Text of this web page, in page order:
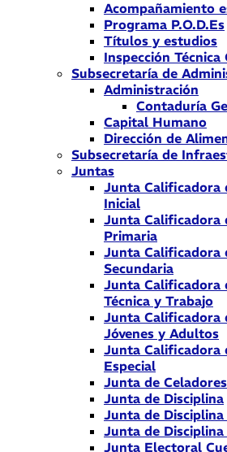
Acompañamiento
Programa P.O.D.Es
Títulos y estudios
Inspección Técnica
Subsecretaría de
Administración
Contaduría
Capital Humano
Dirección de
Subsecretaría de
Juntas
Junta Calificadora
Inicial
Junta Calificadora
Primaria
Junta Calificadora
Secundaria
Junta Calificadora
Técnica y Trabajo
Junta Calificadora
Jóvenes y Adultos
Junta Calificadora
Especial
Junta de Celadores
Junta de Disciplina
Junta de
Junta de
Junta Electoral